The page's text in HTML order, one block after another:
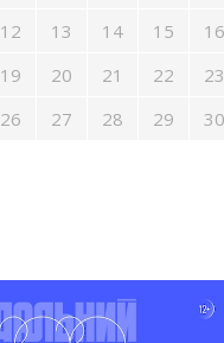
12 13 14 15
16
19 20 21 22
23
26 27 28 29
30